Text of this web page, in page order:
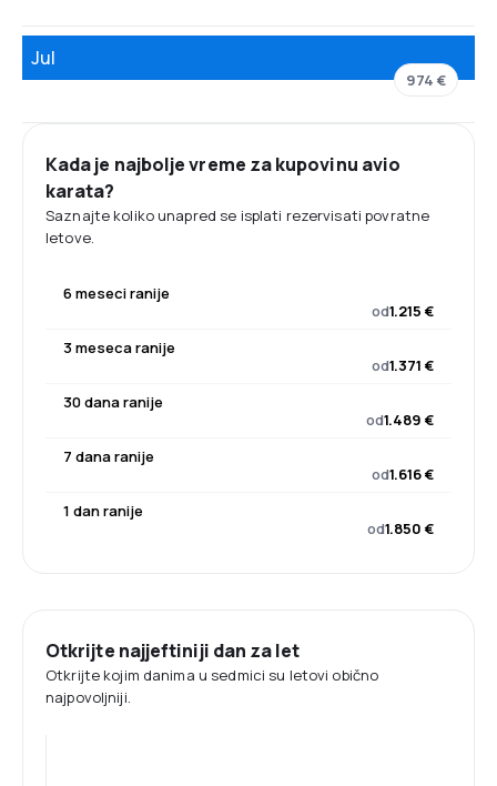
Jul
974 €
Kada je najbolje vreme za kupovinu avio
karata?
Saznajte koliko unapred se isplati rezervisati povratne
letove.
6 meseci ranije
od1.215 €
3 meseca ranije
od1.371 €
30 dana ranije
od1.489 €
7 dana ranije
od1.616 €
1 dan ranije
od1.850 €
Otkrijte najjeftiniji dan za let
Otkrijte kojim danima u sedmici su letovi obično
najpovoljniji.